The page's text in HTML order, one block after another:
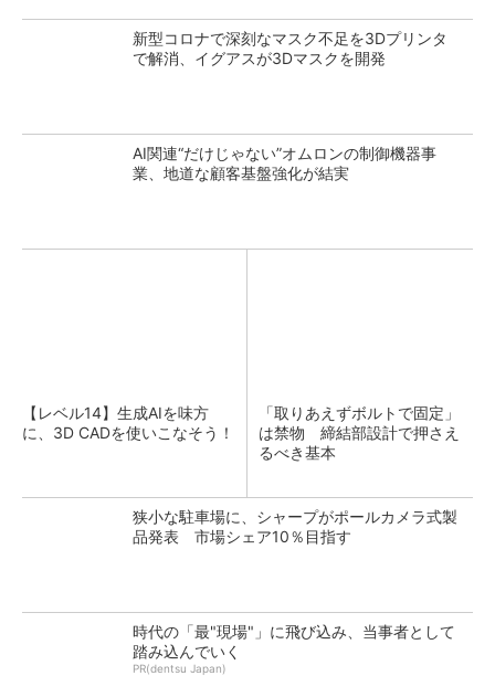
新型コロナで深刻なマスク不足を3Dプリンタ
で解消、イグアスが3Dマスクを開発
AI関連“だけじゃない”オムロンの制御機器事
業、地道な顧客基盤強化が結実
【レベル14】生成AIを味方
に、3D CADを使いこなそう！
「取りあえずボルトで固定」
は禁物 締結部設計で押さえ
るべき基本
狭小な駐車場に、シャープがポールカメラ式製
品発表 市場シェア10％目指す
時代の「最"現場"」に飛び込み、当事者として
踏み込んでいく
PR(dentsu Japan)